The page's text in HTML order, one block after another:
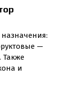
—
Также
и